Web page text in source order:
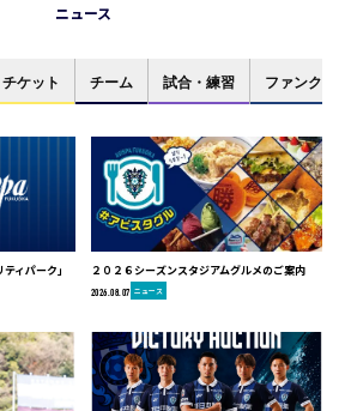
ニュース
チケット チーム 試合・練習 ファンクラブ
ィパーク」
２０２６シーズンスタジアムグルメのご案内
2026.08.07 ニュース